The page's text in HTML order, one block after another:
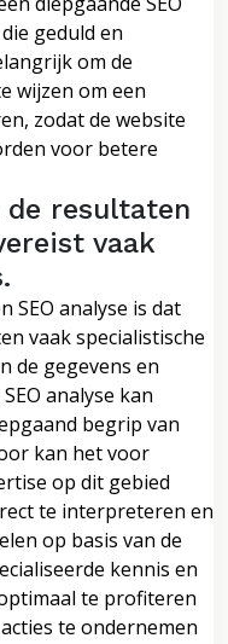
geduld en
om de
wijzen om een
zodat de website
voor betere
resultaten
vaak
SEO analyse is dat
vaak specialistische
de gegevens en
analyse kan
begrip van
kan het voor
op dit gebied
te interpreteren en
op basis van de
kennis en
te profiteren
te ondernemen